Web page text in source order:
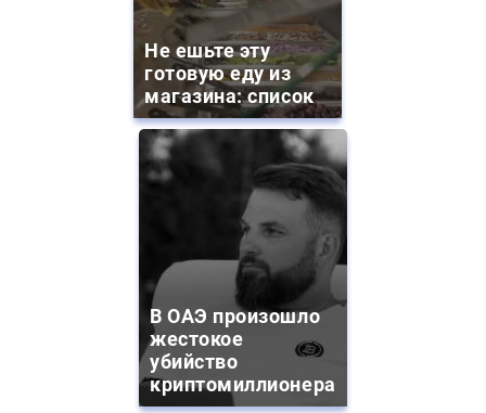
Не ешьте эту
готовую еду из
магазина: список
В ОАЭ произошло
жестокое
убийство
криптомиллионера